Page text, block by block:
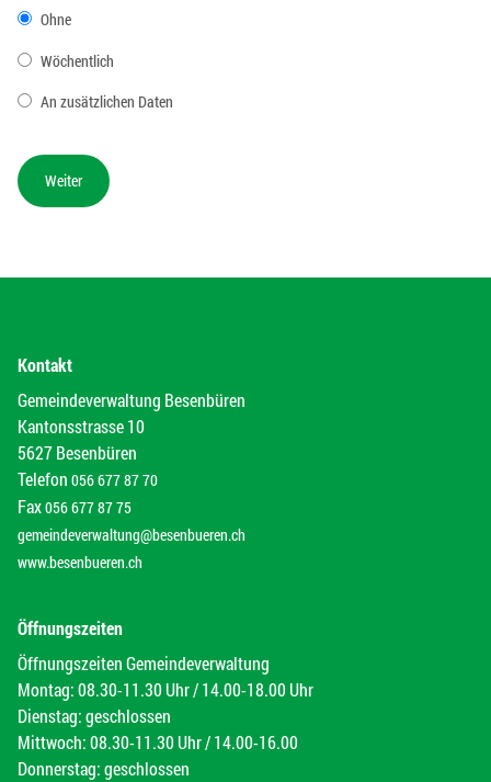
Ohne
Wöchentlich
An zusätzlichen Daten
Kontakt
Gemeindeverwaltung Besenbüren
Kantonsstrasse 10
5627 Besenbüren
Telefon 056 677 87 70
Fax056 677 87 75
gemeindeverwaltung@besenbueren.ch
www.besenbueren.ch
Öffnungszeiten
Öffnungszeiten Gemeindeverwaltung
Montag: 08.30-11.30 Uhr / 14.00-18.00 Uhr
Dienstag: geschlossen
Mittwoch: 08.30-11.30 Uhr / 14.00-16.00
Donnerstag: geschlossen